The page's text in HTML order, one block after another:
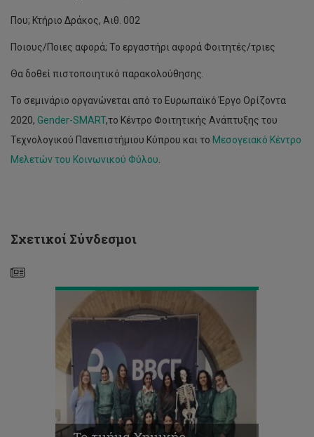
Που; Κτήριο Δράκος, Αιθ. 002
Ποιους/Ποιες αφορά; Το εργαστήρι αφορά Φοιτητές/τριες
Θα δοθεί πιστοποιητικό παρακολούθησης.
Το σεμινάριο οργανώνεται από το Ευρωπαϊκό Έργο Ορίζοντα
2020, Gender-SMART,το Κέντρο Φοιτητικής Ανάπτυξης του
Τεχνολογικού Πανεπιστήμιου Κύπρου και το Μεσογειακό Κέντρο
Μελετών του Κοινωνικού Φύλου
Σχετικοί Σύνδεσμοι
πάει
στη